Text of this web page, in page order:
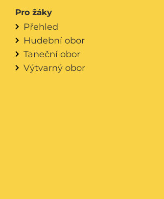
Pro žáky
Přehled
Hudební obor
Taneční obor
Výtvarný obor